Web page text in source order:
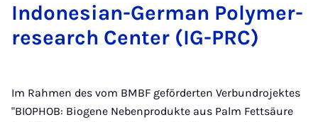
In­do­ne­si­an-Ger­man Po­ly­mer­
re­se­a­rch Cen­ter (IG-PRC)
Im Rahmen des vom BMBF geförderten Verbundrojektes
"BIOPHOB: Biogene Nebenprodukte aus Palm Fettsäure